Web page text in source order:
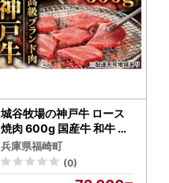
城谷牧場の神戸牛 ロース
焼肉 600g 国産牛 和牛 神
戸ビーフ バーベキュー BB
Q 冷凍
兵庫県福崎町
(0)